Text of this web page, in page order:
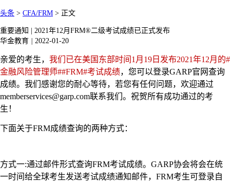
头条 > CFA/FRM > 正文
重要通知 | 2021年12月FRM®二级考试成绩已正式发布
华金教育
2022-01-20
亲爱的考生， 我们已在美国东部时间1月19日发布2021年12月的#
金融风险管理师##FRM#考试成绩，您可以登录GARP官网查询
成绩。我们感谢您的耐心等待，若您有任何问题，欢迎通过
memberservices@garp.com联系我们。祝贺所有成功通过的考
生！
下面关于FRM成绩查询的两种方式：
方式一:通过邮件形式查询FRM考试成绩。GARP协会将会在统
一时间给全球考生发送考试成绩通知邮件，FRM考生可登录自